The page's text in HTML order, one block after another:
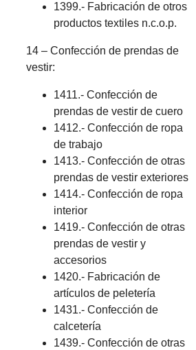
1399.- Fabricación de otros
productos textiles n.c.o.p.
14 – Confección de prendas de
vestir:
1411.- Confección de
prendas de vestir de cuero
1412.- Confección de ropa
de trabajo
1413.- Confección de otras
prendas de vestir exteriores
1414.- Confección de ropa
interior
1419.- Confección de otras
prendas de vestir y
accesorios
1420.- Fabricación de
artículos de peletería
1431.- Confección de
calcetería
1439.- Confección de otras